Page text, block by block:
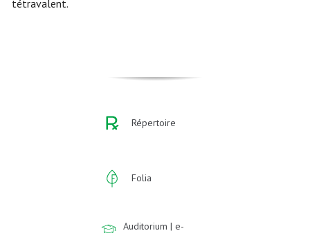
tétravalent.
Répertoire
Folia
Auditorium | e-